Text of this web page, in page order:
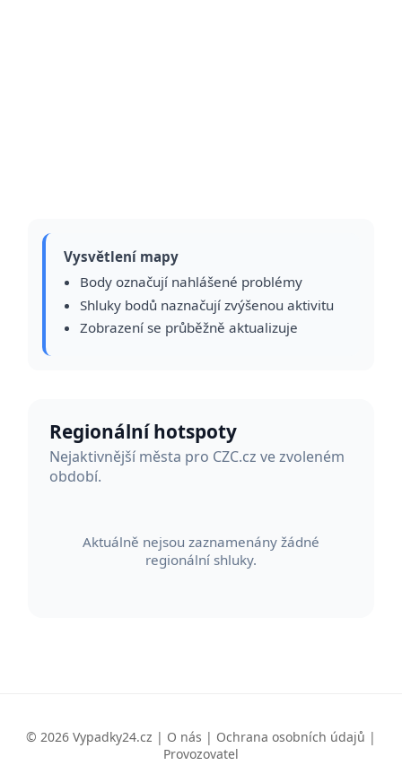
Vysvětlení mapy
Body označují nahlášené problémy
Shluky bodů naznačují zvýšenou aktivitu
Zobrazení se průběžně aktualizuje
Regionální hotspoty
Nejaktivnější města pro CZC.cz ve zvoleném
období.
Aktuálně nejsou zaznamenány žádné
regionální shluky.
© 2026 Vypadky24.cz | O nás | Ochrana osobních údajů |
Provozovatel